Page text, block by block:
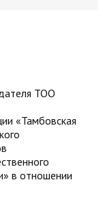
ТОО
«Тамбовская
в отношении